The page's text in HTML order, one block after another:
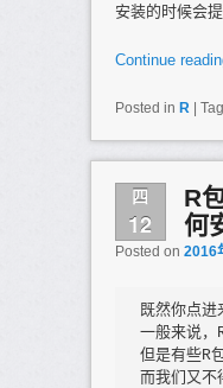
安装的时候会提
Continue
Posted in R |
四
12
R
何
Posted on 2016
既然你点进
一般来说
但是有些R
而我们又不